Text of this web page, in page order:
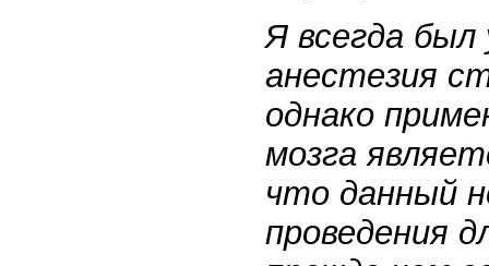
Я всегда
анестезия
однако
мозга
что данный
проведения